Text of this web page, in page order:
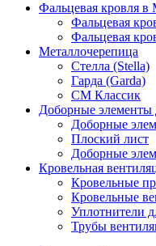
Фальцевая кровля в
Фальцевая
Фальцевая
Металлочерепица
Стелла (Stella)
Гарда (Garda)
СМ Классик
Доборные элементы
Доборные
Плоский лист
Доборные
Кровельная
Кровельные
Кровельные
Уплотнители
Трубы